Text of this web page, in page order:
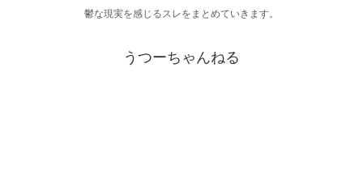
鬱な現実を感じるスレをまとめていきます。
うつーちゃんねる